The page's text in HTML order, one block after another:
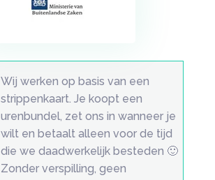
Wij werken op basis van een
strippenkaart. Je koopt een
urenbundel, zet ons in wanneer je
wilt en betaalt alleen voor de tijd
die we daadwerkelijk besteden 🙂
Zonder verspilling, geen